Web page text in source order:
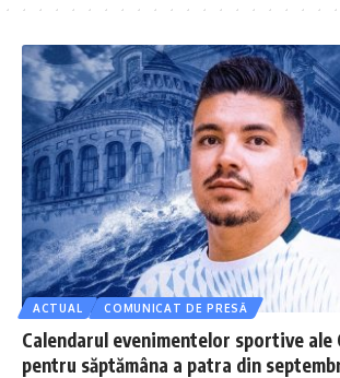
ACTUAL COMUNICAT DE PRESĂ
Calendarul evenimentelor sportive ale
pentru săptămâna a patra din